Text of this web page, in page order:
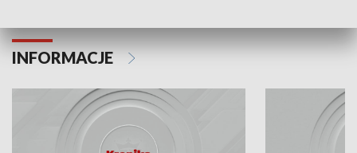
INFORMACJE